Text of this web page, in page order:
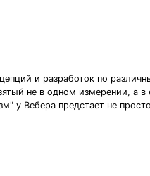
и разработок по
не в одном измерении, а в
у Вебера предстает не